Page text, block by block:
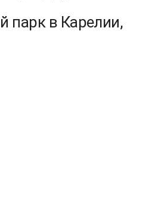
парк в Карелии,